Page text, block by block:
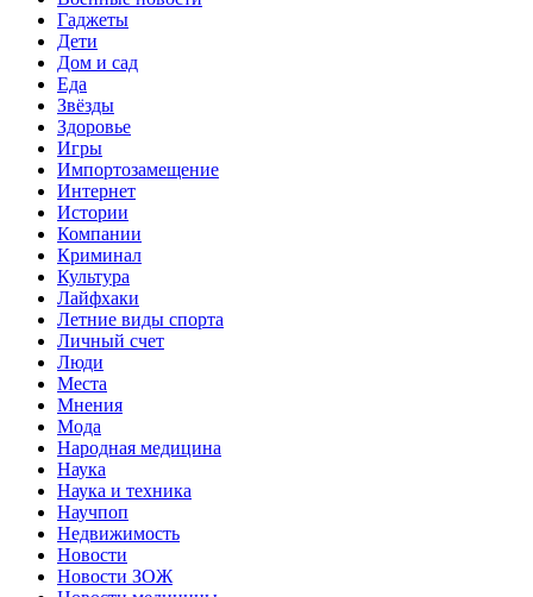
Гаджеты
Дети
Дом и сад
Еда
Звёзды
Здоровье
Игры
Импортозамещение
Интернет
Истории
Компании
Криминал
Культура
Лайфхаки
Летние виды спорта
Личный счет
Люди
Места
Мнения
Мода
Народная медицина
Наука
Наука и техника
Научпоп
Недвижимость
Новости
Новости ЗОЖ